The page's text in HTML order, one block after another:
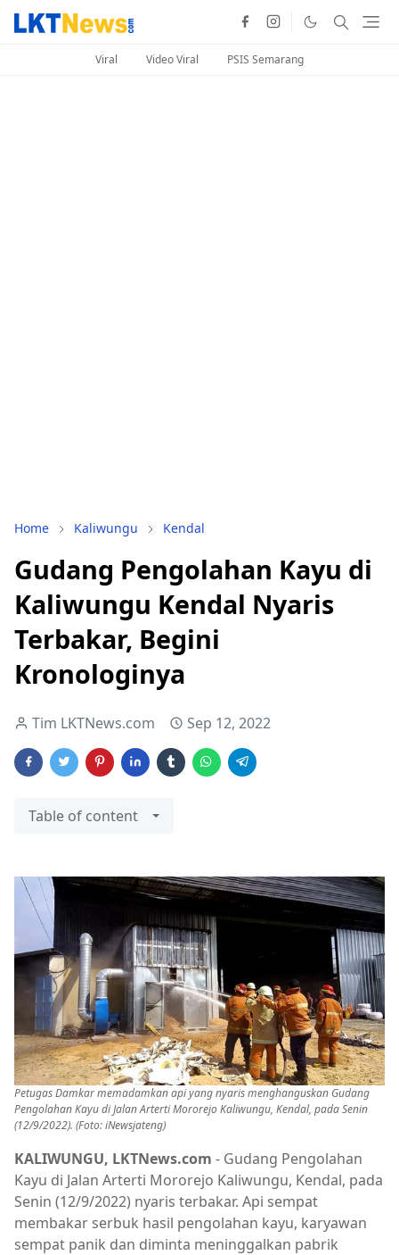
Viral Video Viral PSIS Semarang
Home Kaliwungu Kendal
Gudang Pengolahan Kayu di
Kaliwungu Kendal Nyaris
Terbakar, Begini
Kronologinya
Tim LKTNews.com Sep 12, 2022
Table of content
Petugas Damkar memadamkan api yang nyaris menghanguskan Gudang
Pengolahan Kayu di Jalan Arterti Mororejo Kaliwungu, Kendal, pada Senin
(12/9/2022). (Foto: iNewsjateng)
KALIWUNGU, LKTNews.com - Gudang Pengolahan
Kayu di Jalan Arterti Mororejo Kaliwungu, Kendal, pada
Senin (12/9/2022) nyaris terbakar. Api sempat
membakar serbuk hasil pengolahan kayu, karyawan
sempat panik dan diminta meninggalkan pabrik